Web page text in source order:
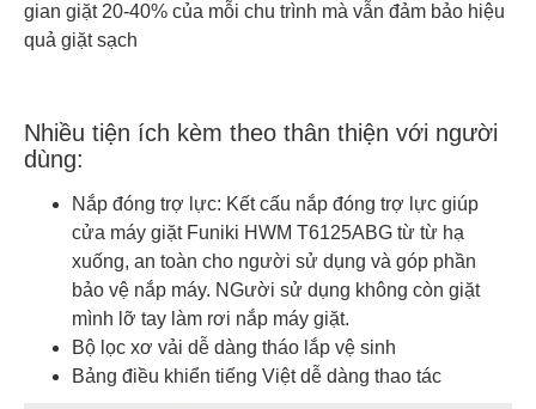
gian giặt 20-40% của mỗi chu trình mà vẫn đảm bảo hiệu
quả giặt sạch
Nhiều tiện ích kèm theo thân thiện với người
dùng:
Nắp đóng trợ lực: Kết cấu nắp đóng trợ lực giúp
cửa máy giặt Funiki HWM T6125ABG từ từ hạ
xuống, an toàn cho người sử dụng và góp phần
bảo vệ nắp máy. NGười sử dụng không còn giặt
mình lỡ tay làm rơi nắp máy giặt.
Bộ lọc xơ vải dễ dàng tháo lắp vệ sinh
Bảng điều khiển tiếng Việt dễ dàng thao tác